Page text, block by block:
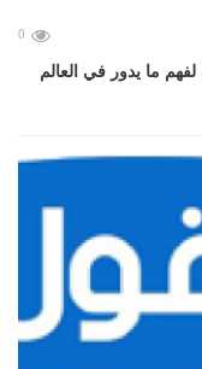
0
لفهم ما يدور في العالم